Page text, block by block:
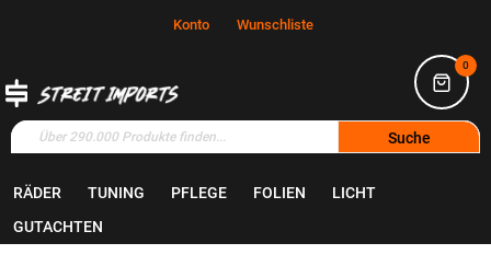
Konto Wunschliste
0
Suche
RÄDER TUNING PFLEGE FOLIEN
LICHT
GUTACHTEN
Zum
Ende